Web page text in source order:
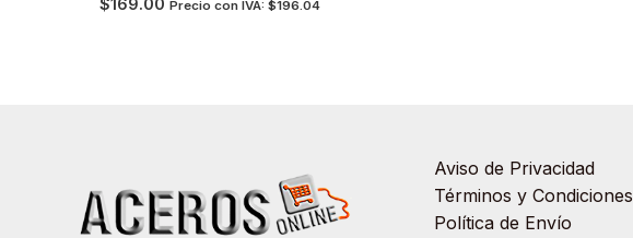
$169.00 Precio con IVA:$196.04
Aviso de Privacidad
Términos y Condiciones
Política de Envío